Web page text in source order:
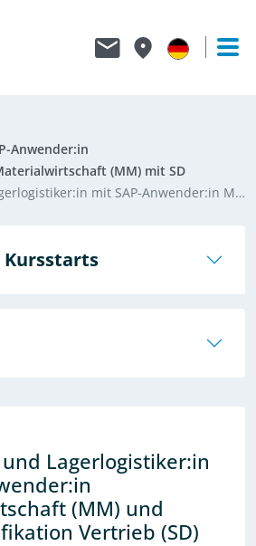
Anwender:in
(MM) mit SD
Anwender:in Materialwirtschaft (MM) und Zusatzqualifikation Vertrieb (SD)
Kursstarts
Lagerlogistiker:in
(MM) und
Vertrieb (SD)